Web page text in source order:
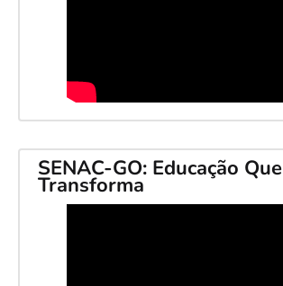
SENAC-GO: Educação Que
Transforma